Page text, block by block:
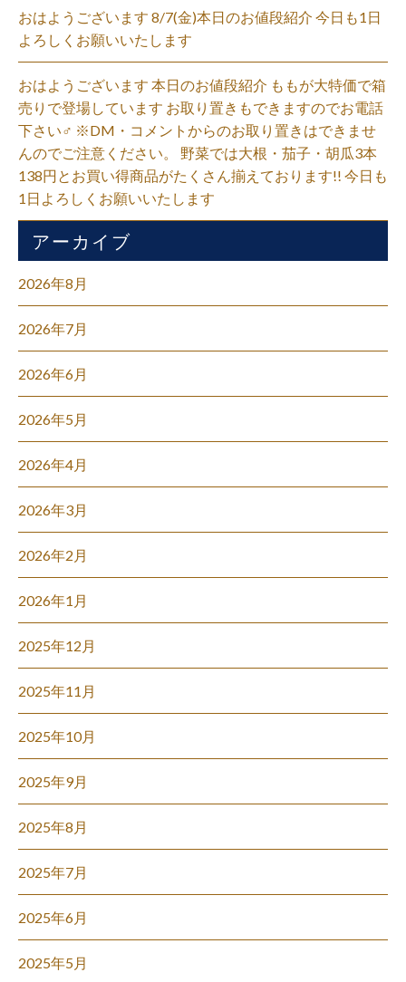
おはようございます 8/7(金)本日のお値段紹介 今日も1日
よろしくお願いいたします
おはようございます 本日のお値段紹介 ももが大特価で箱
売りで登場しています お取り置きもできますのでお電話
下さい‍♂️ ※DM・コメントからのお取り置きはできませ
んのでご注意ください。 野菜では大根・茄子・胡瓜3本
138円とお買い得商品がたくさん揃えております!! 今日も
1日よろしくお願いいたします
アーカイブ
2026年8月
2026年7月
2026年6月
2026年5月
2026年4月
2026年3月
2026年2月
2026年1月
2025年12月
2025年11月
2025年10月
2025年9月
2025年8月
2025年7月
2025年6月
2025年5月